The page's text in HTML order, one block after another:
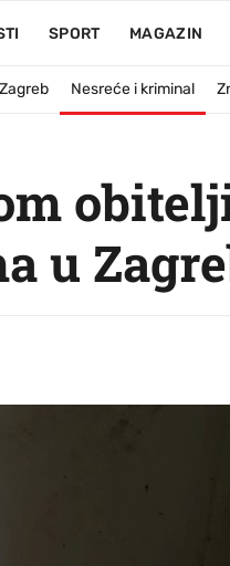
SPORT MAGAZIN
Zagreb Nesreće i kriminal
u